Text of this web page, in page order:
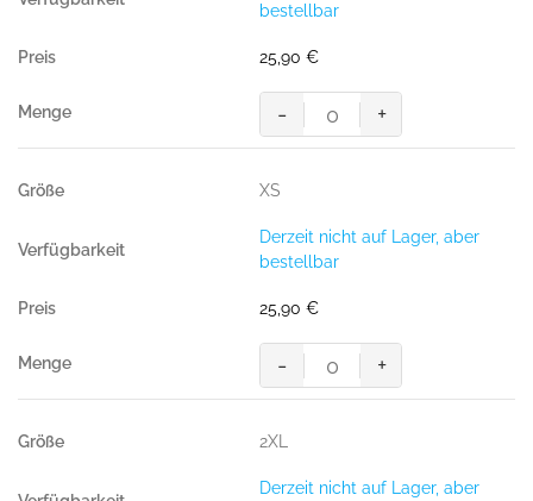
Menge
bestellbar
25,90 €
Sweatshirt
Performance,
BLUE
Menge
- +
XS
Derzeit nicht auf Lager, aber
bestellbar
25,90 €
Sweatshirt
Performance,
BLUE
- +
2XL
Derzeit nicht auf Lager, aber